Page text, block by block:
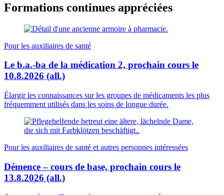
Formations continues appréciées
Pour les auxiliaires de santé
Le b.a.-ba de la médication 2, prochain cours le
10.8.2026 (all.)
Élargir les connaissances sur les groupes de médicaments les plus
fréquemment utilisés dans les soins de longue durée.
Pour les auxiliaires de santé et autres personnes intéressées
Démence – cours de base, prochain cours le
13.8.2026 (all.)